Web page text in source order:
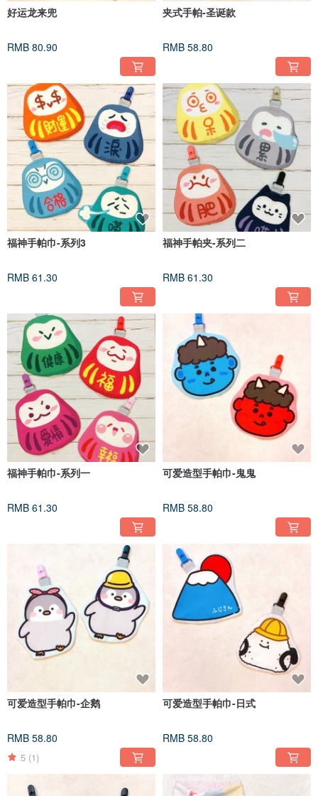
好运龙来兜
RMB 80.90
夹式手帕-圣诞款
RMB 58.80
福神手帕巾-系列3
RMB 61.30
福神手帕夹-系列二
RMB 61.30
福神手帕巾-系列一
RMB 61.30
可爱造型手帕巾-鬼鬼
RMB 58.80
可爱造型手帕巾-企鹅
RMB 58.80
5 (1)
可爱造型手帕巾-日式
RMB 58.80